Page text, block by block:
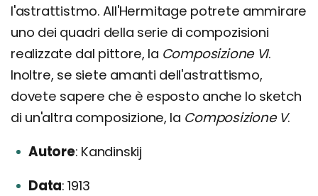
l'astrattistmo. All'Hermitage potrete ammirare
uno dei quadri della serie di compozisioni
realizzate dal pittore, la Composizione VI.
Inoltre, se siete amanti dell'astrattismo,
dovete sapere che è esposto anche lo sketch
di un'altra composizione, la Composizione V.
Autore Kandinskij
Data 1913